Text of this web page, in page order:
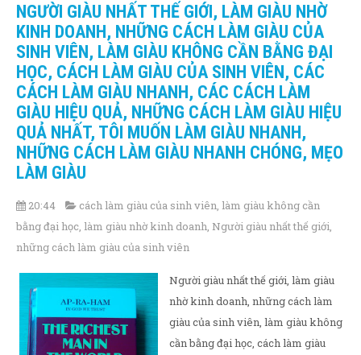
NGƯỜI GIÀU NHẤT THẾ GIỚI, LÀM GIÀU NHỜ
KINH DOANH, NHỮNG CÁCH LÀM GIÀU CỦA
SINH VIÊN, LÀM GIÀU KHÔNG CẦN BẰNG ĐẠI
HỌC, CÁCH LÀM GIÀU CỦA SINH VIÊN, CÁC
CÁCH LÀM GIÀU NHANH, CÁC CÁCH LÀM
GIÀU HIỆU QUẢ, NHỮNG CÁCH LÀM GIÀU HIỆU
QUẢ NHẤT, TÔI MUỐN LÀM GIÀU NHANH,
NHỮNG CÁCH LÀM GIÀU NHANH CHÓNG, MẸO
LÀM GIÀU
20:44 cách làm giàu của sinh viên làm giàu không cần
bằng đại học làm giàu nhờ kinh doanh Người giàu nhất thế giới
những cách làm giàu của sinh viên
Người giàu nhất thế giới, làm giàu
nhờ kinh doanh, những cách làm
giàu của sinh viên, làm giàu không
cần bằng đại học, cách làm giàu